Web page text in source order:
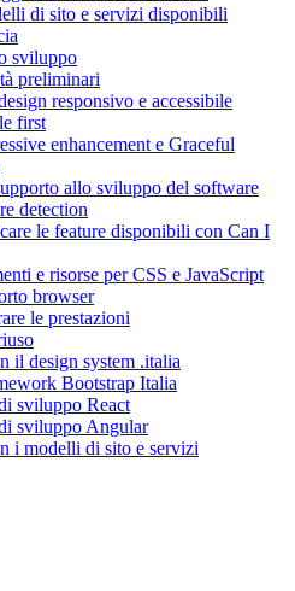
di sito e servizi disponibili
sviluppo
preliminari
responsivo e accessibile
first
enhancement e Graceful
allo sviluppo del software
detection
le feature disponibili con Can I
e risorse per CSS e JavaScript
browser
le prestazioni
il design system .italia
Bootstrap Italia
sviluppo React
sviluppo Angular
i modelli di sito e servizi